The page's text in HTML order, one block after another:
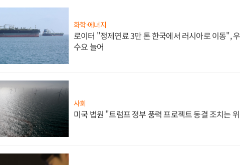
화학·에너지
로이터 "정제연료 3만 톤 한국에서 러시아로 이동",
수요 늘어
사회
미국 법원 "트럼프 정부 풍력 프로젝트 동결 조치는